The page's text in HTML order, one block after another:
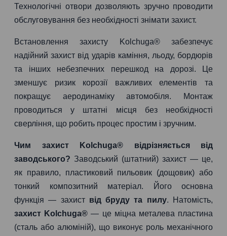
Технологічні отвори дозволяють зручно проводити
обслуговування без необхідності знімати захист.
Встановлення захисту Kolchuga® забезпечує
надійний захист від ударів каміння, льоду, бордюрів
та інших небезпечних перешкод на дорозі. Це
зменшує ризик корозії важливих елементів та
покращує аеродинаміку автомобіля. Монтаж
проводиться у штатні місця без необхідності
сверління, що робить процес простим і зручним.
Чим захист Kolchuga® відрізняється від
заводського? Заводський (штатний) захист — це,
як правило, пластиковий пильовик (дощовик) або
тонкий композитний матеріал. Його основна
функція — захист від бруду та пилу. Натомість,
захист Kolchuga® — це міцна металева пластина
(сталь або алюміній), що виконує роль механічного